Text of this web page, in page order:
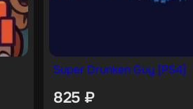
Super Drunken Guy [PS4]
825 ₽